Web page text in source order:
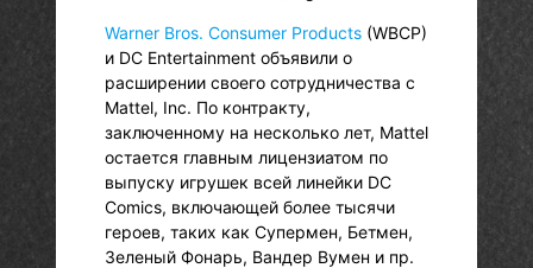
Warner Bros. Consumer Products (WBCP)
и DC Entertainment объявили о
расширении своего сотрудничества с
Mattel, Inc. По контракту,
заключенному на несколько лет, Mattel
остается главным лицензиатом по
выпуску игрушек всей линейки DC
Comics, включающей более тысячи
героев, таких как Супермен, Бетмен,
Зеленый Фонарь, Вандер Вумен и пр.